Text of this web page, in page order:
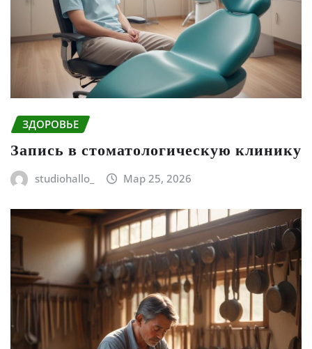
ЗДОРОВЬЕ
Запись в стоматологическую клинику
studiohallo_ Мар 25, 2026